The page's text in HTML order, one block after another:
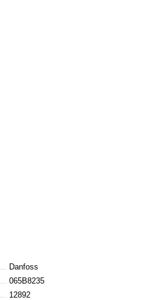
Danfoss
065B8235
12892